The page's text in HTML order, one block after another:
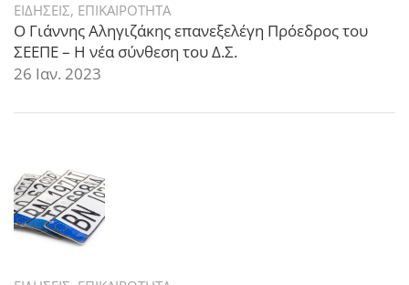
ΕΙΔΗΣΕΙΣ, ΕΠΙΚΑΙΡΟΤΗΤΑ
Ο Γιάννης Αληγιζάκης επανεξελέγη Πρόεδρος του
ΣΕΕΠΕ – Η νέα σύνθεση του Δ.Σ.
26 Ιαν. 2023